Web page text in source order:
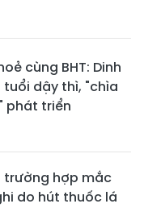
cùng BHT: Dinh
dậy thì, "chìa
phát triển
trường hợp mắc
do hút thuốc lá